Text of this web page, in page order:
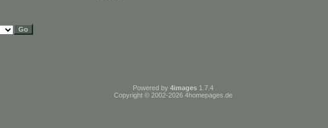
Powered by 4images 1.7.4
Copyright © 2002-2026 4homepages.de